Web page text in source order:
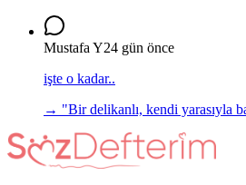
Mustafa Y24 gün önce
işte o kadar..
→ "Bir delikanlı, kendi yarasıyla